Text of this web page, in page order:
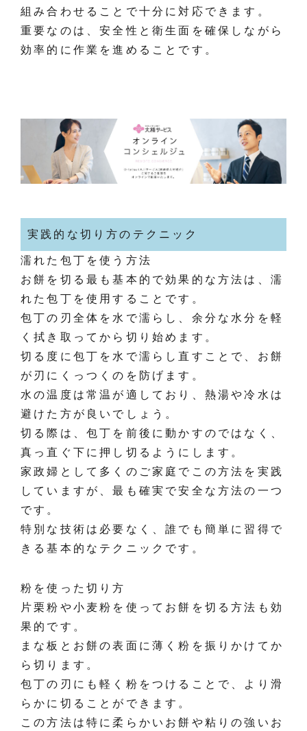
組み合わせることで十分に対応できます。
重要なのは、安全性と衛生面を確保しながら
効率的に作業を進めることです。
実践的な切り方のテクニック
濡れた包丁を使う方法
お餅を切る最も基本的で効果的な方法は、濡
れた包丁を使用することです。
包丁の刃全体を水で濡らし、余分な水分を軽
く拭き取ってから切り始めます。
切る度に包丁を水で濡らし直すことで、お餅
が刃にくっつくのを防げます。
水の温度は常温が適しており、熱湯や冷水は
避けた方が良いでしょう。
切る際は、包丁を前後に動かすのではなく、
真っ直ぐ下に押し切るようにします。
家政婦として多くのご家庭でこの方法を実践
していますが、最も確実で安全な方法の一つ
です。
特別な技術は必要なく、誰でも簡単に習得で
きる基本的なテクニックです。
粉を使った切り方
片栗粉や小麦粉を使ってお餅を切る方法も効
果的です。
まな板とお餅の表面に薄く粉を振りかけてか
ら切ります。
包丁の刃にも軽く粉をつけることで、より滑
らかに切ることができます。
この方法は特に柔らかいお餅や粘りの強いお